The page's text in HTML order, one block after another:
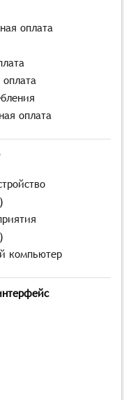
оплата
оплата
компьютер